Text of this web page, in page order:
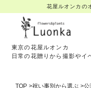
花屋ルオンカの
東京の花屋ルオンカ
日常の花贈りから撮影やイ
TOP >祝い事別から選ぶ >公